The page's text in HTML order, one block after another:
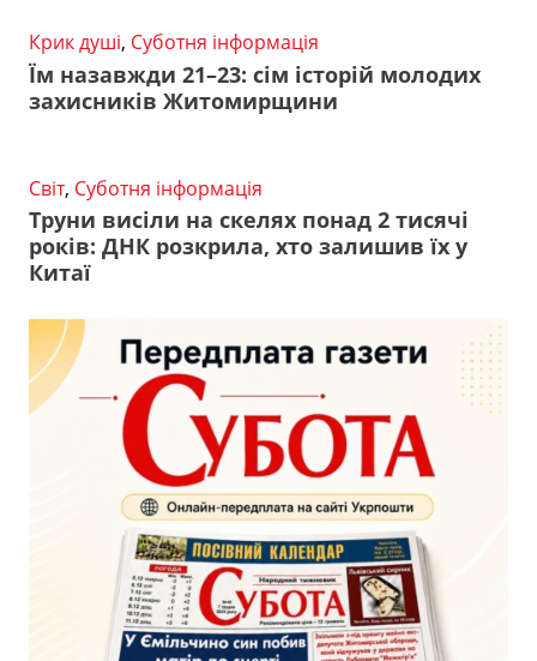
Крик душі, Суботня інформація
Їм назавжди 21–23: сім історій молодих
захисників Житомирщини
Світ, Суботня інформація
Труни висіли на скелях понад 2 тисячі
років: ДНК розкрила, хто залишив їх у
Китаї